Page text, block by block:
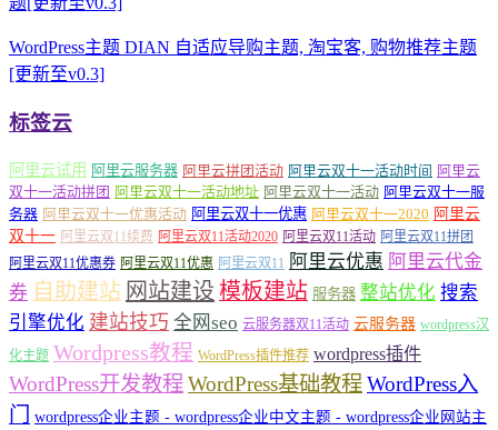
WordPress主题 DIAN 自适应导购主题, 淘宝客, 购物推荐主题
[更新至v0.3]
标签云
阿里云试用 阿里云服务器 阿里云拼团活动 阿里云双十一活动时间 阿里云
双十一活动拼团 阿里云双十一活动地址 阿里云双十一活动 阿里云双十一服
务器 阿里云双十一优惠活动 阿里云双十一优惠 阿里云双十一2020 阿里云
双十一 阿里云双11续费 阿里云双11活动2020 阿里云双11活动 阿里云双11拼团
阿里云双11优惠券 阿里云双11优惠 阿里云双11 阿里云优惠 阿里云代金
券 自助建站 网站建设 模板建站 服务器 整站优化 搜索
引擎优化 建站技巧 全网seo 云服务器双11活动 云服务器 wordpress汉
化主题 Wordpress教程 WordPress插件推荐 wordpress插件
WordPress开发教程WordPress基础教程WordPress入
门
wordpress企业主题 - wordpress企业中文主题 - wordpress企业网站主